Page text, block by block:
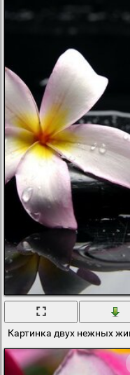
Картинка двух нежных